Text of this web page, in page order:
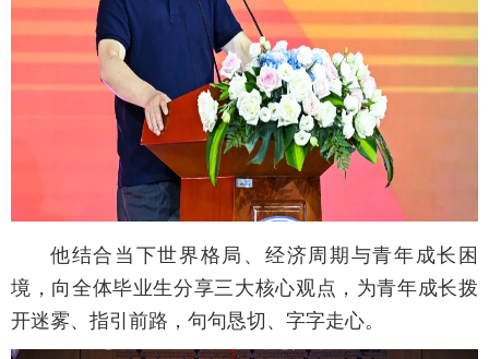
他结合当下世界格局、经济周期与青年成长困
境，向全体毕业生分享三大核心观点，为青年成长拨
开迷雾、指引前路，句句恳切、字字走心。